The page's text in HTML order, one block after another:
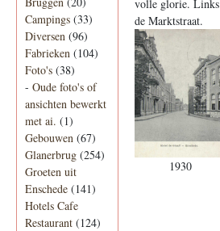
Campings (33)
Diversen (96)
Fabrieken (104)
Foto's (38)
- Oude foto's of
ansichten bewerkt
met ai. (1)
Gebouwen (67)
Glanerbrug (254)
Groeten uit
Enschede (141)
Hotels Cafe
Restaurant (124)
volle glorie. Links
de Marktstraat.
1930